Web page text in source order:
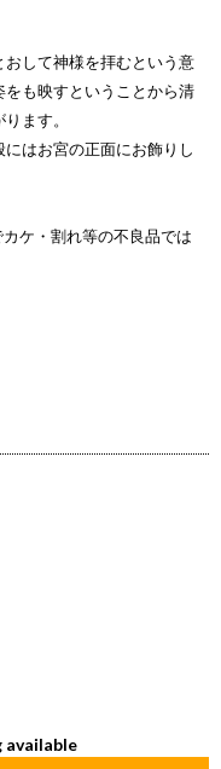
して神様を拝むという意
も映すということから清
ます。
はお宮の正面にお飾りし
ケ・割れ等の不良品では